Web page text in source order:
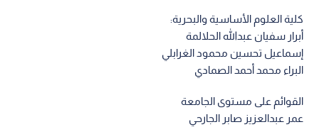
كلية العلوم الأساسية والبحرية:
أبرار سفيان عبدالله الحلالمة
إسماعيل تحسين محمود الغرابلي
البراء محمد أحمد الصمادي
القوائم على مستوى الجامعة
عمر عبدالعزيز صابر الجارحي